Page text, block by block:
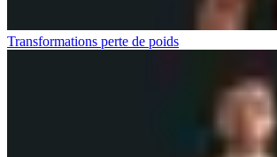
Transformations perte de poids